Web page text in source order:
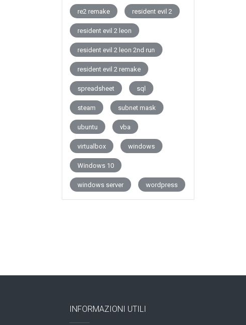
re2 remake resident evil 2
resident evil 2 leon
resident evil 2 leon 2nd run
resident evil 2 remake
spreadsheet sql
steam subnet mask
ubuntu vba
virtualbox windows
Windows 10
windows server wordpress
INFORMAZIONI UTILI